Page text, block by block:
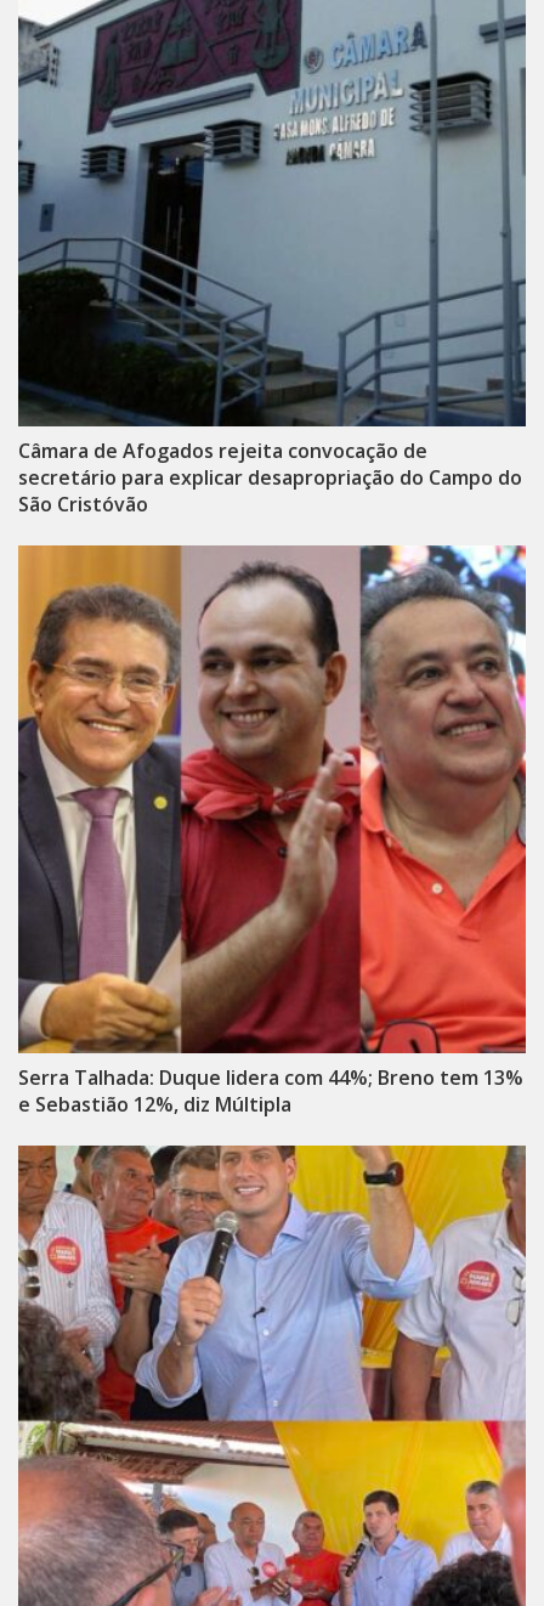
Câmara de Afogados rejeita convocação de
secretário para explicar desapropriação do Campo do
São Cristóvão
Serra Talhada: Duque lidera com 44%; Breno tem 13%
e Sebastião 12%, diz Múltipla